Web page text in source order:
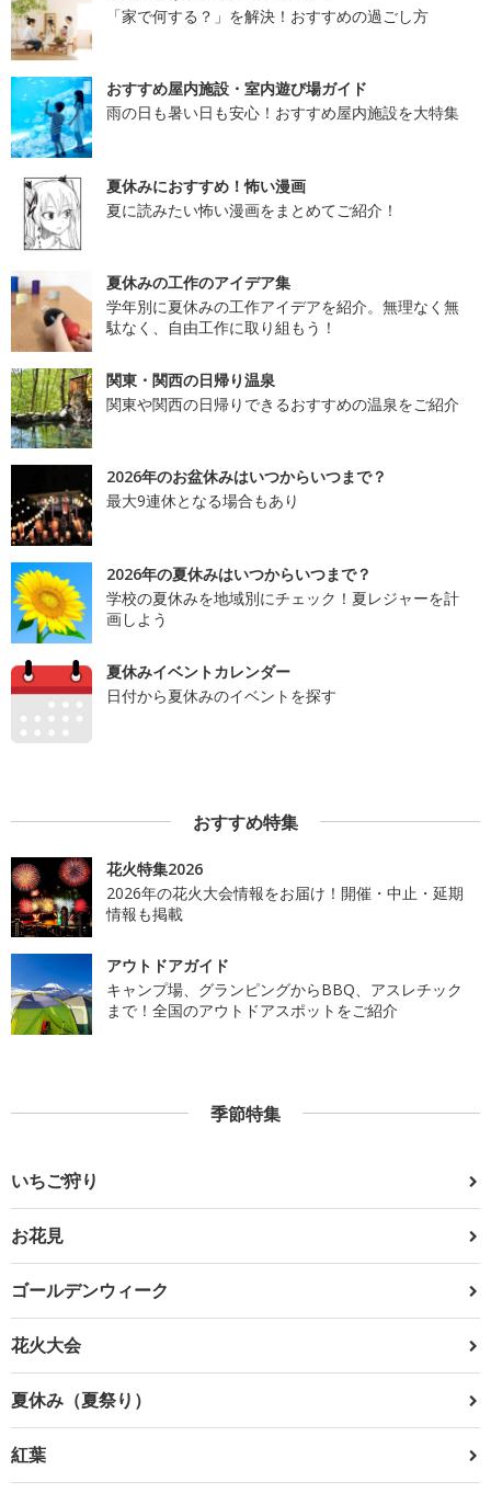
「家で何する？」を解決！おすすめの過ごし方
おすすめ屋内施設・室内遊び場ガイド
雨の日も暑い日も安心！おすすめ屋内施設を大特集
夏休みにおすすめ！怖い漫画
夏に読みたい怖い漫画をまとめてご紹介！
夏休みの工作のアイデア集
学年別に夏休みの工作アイデアを紹介。無理なく無
駄なく、自由工作に取り組もう！
関東・関西の日帰り温泉
関東や関西の日帰りできるおすすめの温泉をご紹介
2026年のお盆休みはいつからいつまで？
最大9連休となる場合もあり
2026年の夏休みはいつからいつまで？
学校の夏休みを地域別にチェック！夏レジャーを計
画しよう
夏休みイベントカレンダー
日付から夏休みのイベントを探す
おすすめ特集
花火特集2026
2026年の花火大会情報をお届け！開催・中止・延期
情報も掲載
アウトドアガイド
キャンプ場、グランピングからBBQ、アスレチック
まで！全国のアウトドアスポットをご紹介
季節特集
いちご狩り
お花見
ゴールデンウィーク
花火大会
夏休み（夏祭り）
紅葉